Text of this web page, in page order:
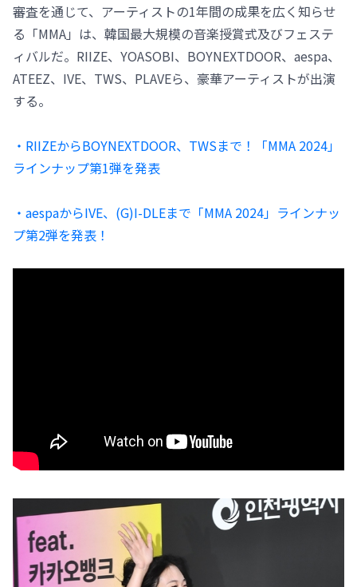
審査を通じて、アーティストの1年間の成果を広く知らせ
る「MMA」は、韓国最大規模の音楽授賞式及びフェステ
ィバルだ。RIIZE、YOASOBI、BOYNEXTDOOR、aespa、
ATEEZ、IVE、TWS、PLAVEら、豪華アーティストが出演
する。
・RIIZEからBOYNEXTDOOR、TWSまで！「MMA 2024」
ラインナップ第1弾を発表
・aespaからIVE、(G)I-DLEまで「MMA 2024」ラインナッ
プ第2弾を発表！